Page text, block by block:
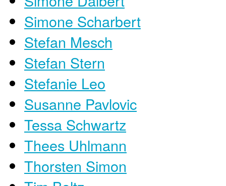
Simone Scharbert
Stefan Mesch
Stefan Stern
Stefanie Leo
Susanne Pavlovic
Tessa Schwartz
Thees Uhlmann
Thorsten Simon